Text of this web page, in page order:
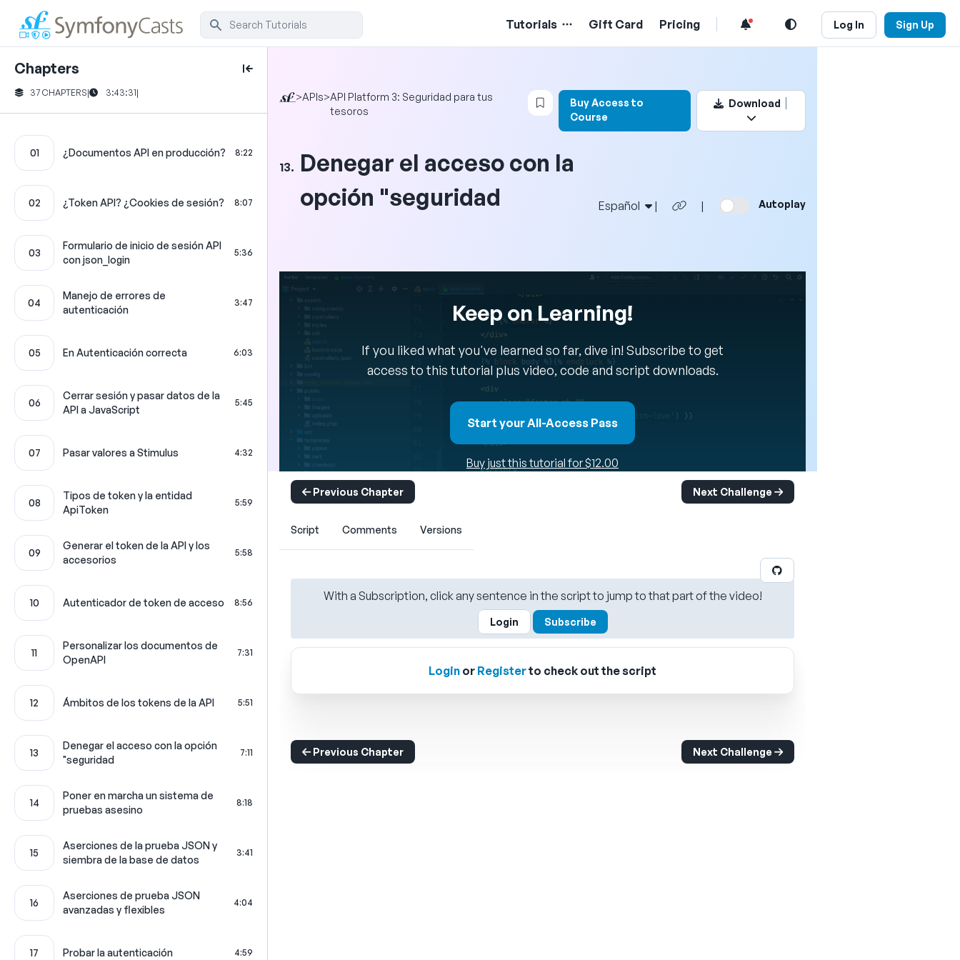
Tutorials Gift Card Pricing Log In Sign Up
Chapters
37 CHAPTERS| 3:43:31|
01 ¿Documentos API en producción? 8:22
02 ¿Token API? ¿Cookies de sesión? 8:07
03
Formulario de inicio de sesión API
con json_login
5:36
04
Manejo de errores de
autenticación
3:47
05 En Autenticación correcta 6:03
06
Cerrar sesión y pasar datos de la
API a JavaScript
5:45
07 Pasar valores a Stimulus 4:32
08
Tipos de token y la entidad
ApiToken
5:59
09
Generar el token de la API y los
accesorios
5:58
10 Autenticador de token de acceso 8:56
11
Personalizar los documentos de
OpenAPI
7:31
12 Ámbitos de los tokens de la API 5:51
13
Denegar el acceso con la opción
"seguridad
7:11
14
Poner en marcha un sistema de
pruebas asesino
8:18
15
Aserciones de la prueba JSON y
siembra de la base de datos
3:41
16
Aserciones de prueba JSON
avanzadas y flexibles
4:04
17 Probar la autenticación 4:59
>APIs>API Platform 3: Seguridad para tus
tesoros
Login to bookmark this video
Buy Access to
Course
Download
13. Denegar el acceso con la
opción "seguridad
Español | | Autoplay
Keep on Learning!
If you liked what you've learned so far, dive in! Subscribe to get
access to this tutorial plus video, code and script downloads.
Start your All-Access Pass
Buy just this tutorial for $12.00
Previous Chapter Next Challenge
Script Comments Versions
With a Subscription, click any sentence in the script to jump to that part of the video!
Login Subscribe
Login or Registerto check out the script
Previous Chapter Next Challenge